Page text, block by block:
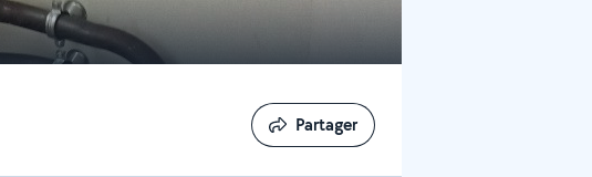
Partager
Partager